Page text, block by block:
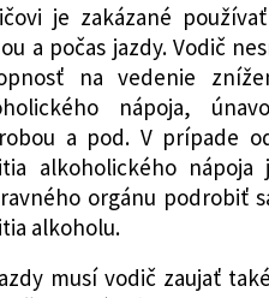
je zakázané
a počas jazdy. Vodič
na vedenie
nápoja,
a pod. V prípade
alkoholického
orgánu podrobiť
alkoholu.
musí vodič zaujať